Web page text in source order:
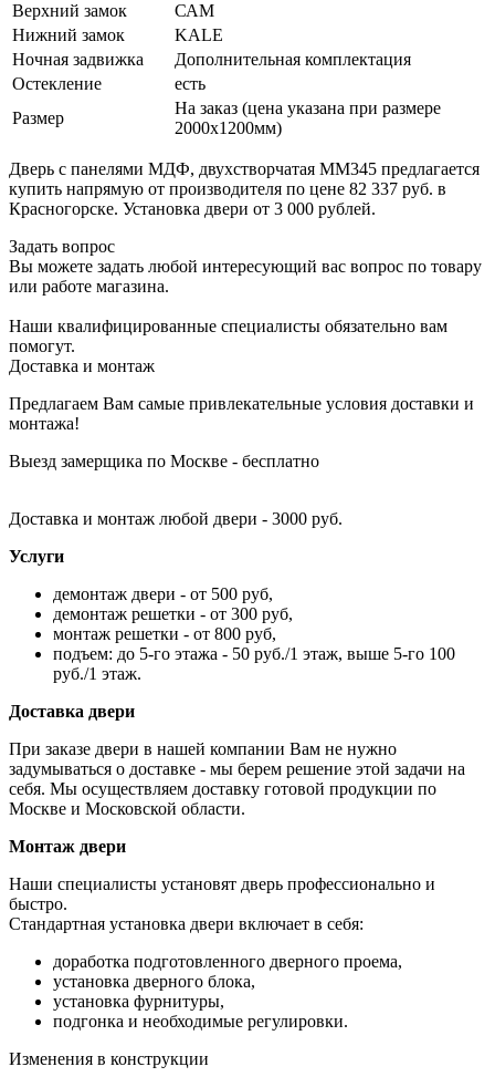
Верхний замок
САМ
Нижний замок
KALE
Ночная задвижка
Дополнительная комплектация
Остекление
есть
Размер
На заказ (цена указана при размере
2000х1200мм)
Дверь с панелями МДФ, двухстворчатая ММ345 предлагается
купить напрямую от производителя по цене 82 337 руб. в
Красногорске. Установка двери от 3 000 рублей.
Задать вопрос
Вы можете задать любой интересующий вас вопрос по товару
или работе магазина.
Наши квалифицированные специалисты обязательно вам
помогут.
Доставка и монтаж
Предлагаем Вам самые привлекательные условия доставки и
монтажа!
Выезд замерщика по Москве - бесплатно
Доставка и монтаж любой двери - 3000 руб.
Услуги
демонтаж двери - от 500 руб,
демонтаж решетки - от 300 руб,
монтаж решетки - от 800 руб,
подъем: до 5-го этажа - 50 руб./1 этаж, выше 5-го 100
руб./1 этаж.
Доставка двери
При заказе двери в нашей компании Вам не нужно
задумываться о доставке - мы берем решение этой задачи на
себя. Мы осуществляем доставку готовой продукции по
Москве и Московской области.
Монтаж двери
Наши специалисты установят дверь профессионально и
быстро.
Стандартная установка двери включает в себя:
доработка подготовленного дверного проема,
установка дверного блока,
установка фурнитуры,
подгонка и необходимые регулировки.
Изменения в конструкции